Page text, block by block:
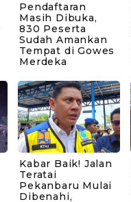
Pendaftaran
Masih Dibuka,
830 Peserta
Sudah Amankan
Tempat di Gowes
Merdeka
Kabar Baik! Jalan
Teratai
Pekanbaru Mulai
Dibenahi,